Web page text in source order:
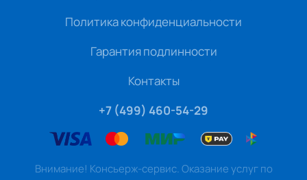
Политика конфиденциальности
Гарантия подлинности
Контакты
+7 (499) 460-54-29
Внимание! Консьерж-сервис. Оказание услуг по